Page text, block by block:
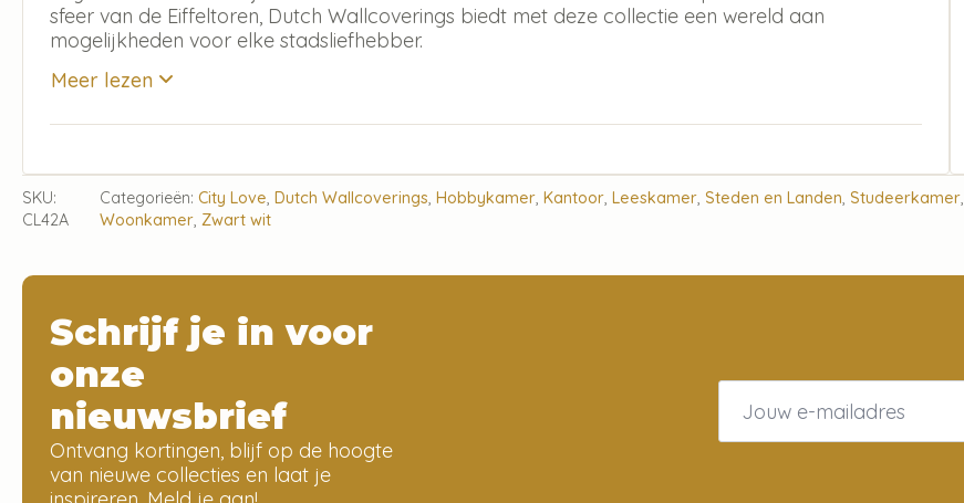
sfeer van de Eiffeltoren, Dutch Wallcoverings biedt met deze collectie een wereld aan
mogelijkheden voor elke stadsliefhebber.
Meer lezen
SKU:
CL42A
Categorieën:City Love,Dutch Wallcoverings,Hobbykamer,Kantoor,Leeskamer, Steden en Landen, Studeerkamer,
Woonkamer,Zwart wit
Schrijf je in voor
onze
nieuwsbrief
Ontvang kortingen, blijf op de hoogte
van nieuwe collecties en laat je
Email